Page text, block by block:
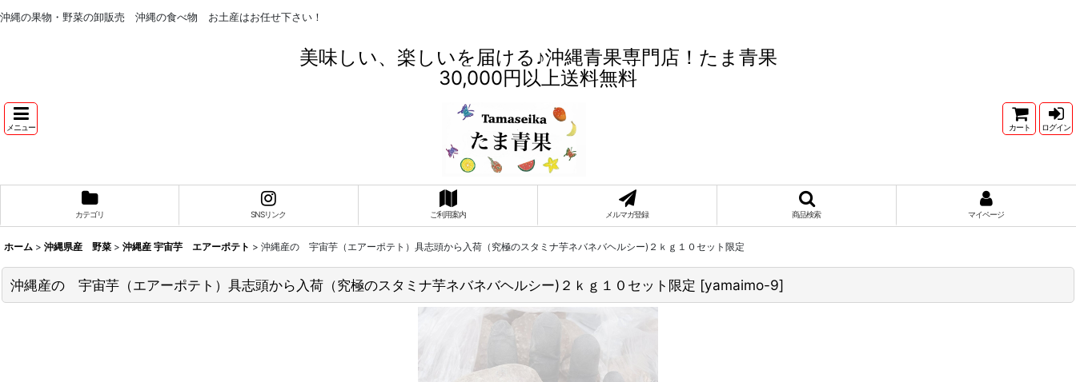
沖縄の果物・野菜の卸販売 沖縄の食べ物 お土産はお任せ下さい！
美味しい、楽しいを届ける♪沖縄青果専門店！たま青果
30,000円以上送料無料
メニュー カート ログイン
カテゴリ SNSリンク ご利用案内 メルマガ登録 商品検索 マイページ
ホーム > 沖縄県産 野菜 > 沖縄産 宇宙芋 エアーポテト > 沖縄産の 宇宙芋（エアーポテト）具志頭から入荷（究極のスタミナ芋ネバネバヘルシー)２ｋｇ１０セット限定
沖縄産の 宇宙芋（エアーポテト）具志頭から入荷（究極のスタミナ芋ネバネバヘルシー)２ｋｇ１０セット限定 [yamaimo-9]